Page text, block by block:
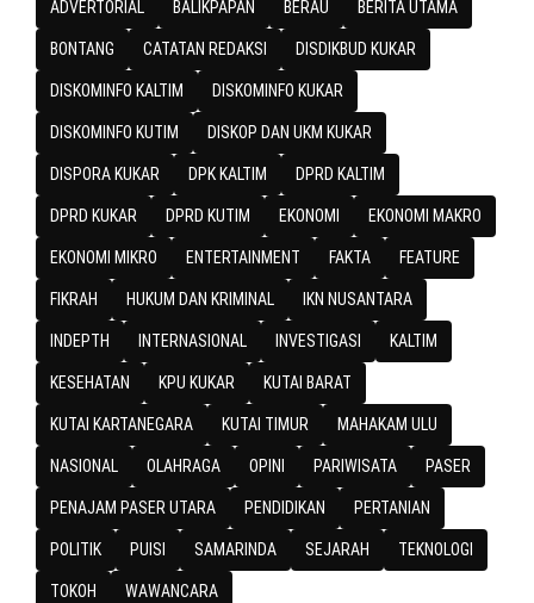
ADVERTORIAL BALIKPAPAN BERAU BERITA UTAMA
BONTANG CATATAN REDAKSI DISDIKBUD KUKAR
DISKOMINFO KALTIM DISKOMINFO KUKAR
DISKOMINFO KUTIM DISKOP DAN UKM KUKAR
DISPORA KUKAR DPK KALTIM DPRD KALTIM
DPRD KUKAR DPRD KUTIM EKONOMI EKONOMI MAKRO
EKONOMI MIKRO ENTERTAINMENT FAKTA FEATURE
FIKRAH HUKUM DAN KRIMINAL IKN NUSANTARA
INDEPTH INTERNASIONAL INVESTIGASI KALTIM
KESEHATAN KPU KUKAR KUTAI BARAT
KUTAI KARTANEGARA KUTAI TIMUR MAHAKAM ULU
NASIONAL OLAHRAGA OPINI PARIWISATA PASER
PENAJAM PASER UTARA PENDIDIKAN PERTANIAN
POLITIK PUISI SAMARINDA SEJARAH TEKNOLOGI
TOKOH WAWANCARA